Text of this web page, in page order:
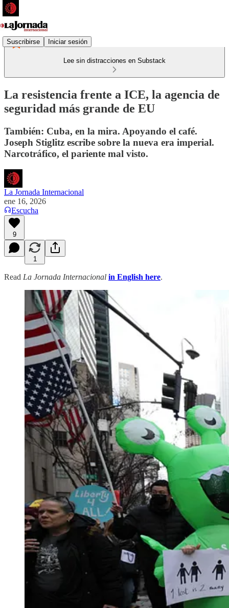
Suscribirse Iniciar sesión
Lee sin distracciones en Substack
La resistencia frente a ICE, la agencia de
seguridad más grande de EU
También: Cuba, en la mira. Apoyando el café.
Joseph Stiglitz escribe sobre la nueva era imperial.
Narcotráfico, el pariente mal visto.
La Jornada Internacional
ene 16, 2026
Escucha
9
1
Read La Jornada Internacional in English here.